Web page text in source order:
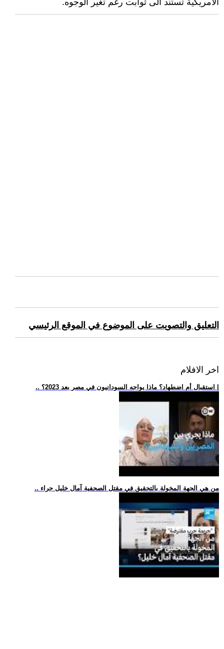
الامريكية تستند الى ثوابت رغم تغير الوجوه.
التعليق والتصويت على الموضوع في الموقع الرئيسي
اخر الافلام
.. من هي الجهة المخولة بالتحقيق في مقتل الصحفية آمال خليل جراء